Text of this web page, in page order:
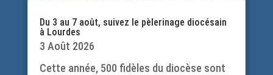
Du 3 au 7 août, suivez le pèlerinage diocésain
à Lourdes
3 Août 2026
Cette année, 500 fidèles du diocèse sont